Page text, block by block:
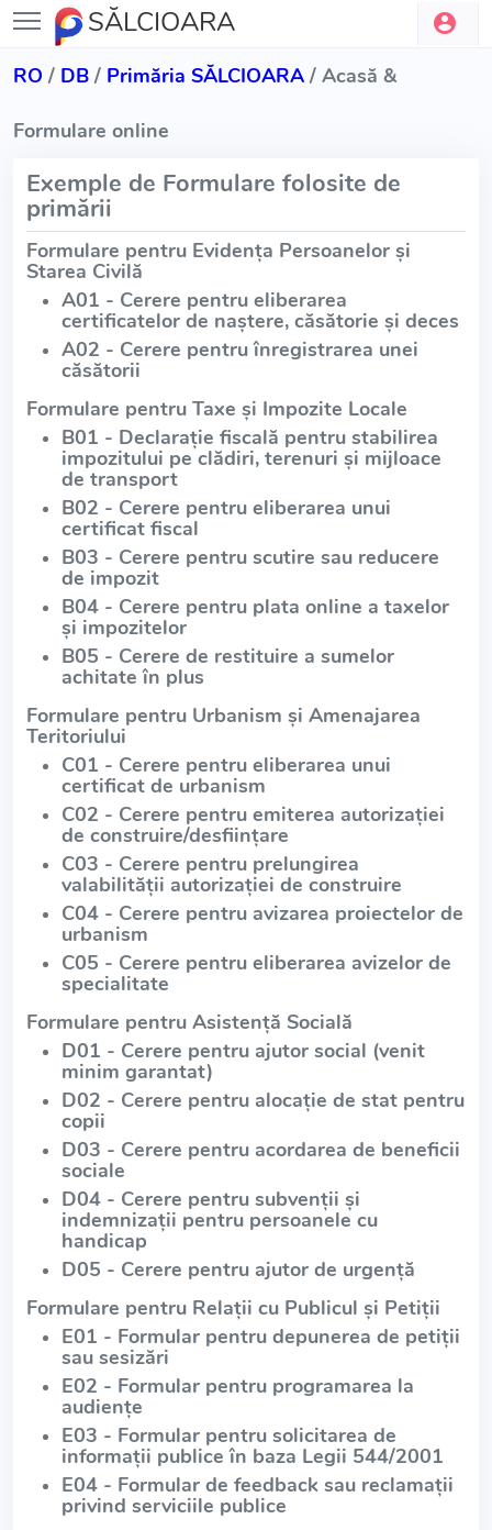
SĂLCIOARA
RO / DB / Primăria SĂLCIOARA / Acasă &
Formulare online
Exemple de Formulare folosite de
primării
Formulare pentru Evidența Persoanelor și
Starea Civilă
A01 - Cerere pentru eliberarea
certificatelor de naștere, căsătorie și deces
A02 - Cerere pentru înregistrarea unei
căsătorii
Formulare pentru Taxe și Impozite Locale
B01 - Declarație fiscală pentru stabilirea
impozitului pe clădiri, terenuri și mijloace
de transport
B02 - Cerere pentru eliberarea unui
certificat fiscal
B03 - Cerere pentru scutire sau reducere
de impozit
B04 - Cerere pentru plata online a taxelor
și impozitelor
B05 - Cerere de restituire a sumelor
achitate în plus
Formulare pentru Urbanism și Amenajarea
Teritoriului
C01 - Cerere pentru eliberarea unui
certificat de urbanism
C02 - Cerere pentru emiterea autorizației
de construire/desființare
C03 - Cerere pentru prelungirea
valabilității autorizației de construire
C04 - Cerere pentru avizarea proiectelor de
urbanism
C05 - Cerere pentru eliberarea avizelor de
specialitate
Formulare pentru Asistență Socială
D01 - Cerere pentru ajutor social (venit
minim garantat)
D02 - Cerere pentru alocație de stat pentru
copii
D03 - Cerere pentru acordarea de beneficii
sociale
D04 - Cerere pentru subvenții și
indemnizații pentru persoanele cu
handicap
D05 - Cerere pentru ajutor de urgență
Formulare pentru Relații cu Publicul și Petiții
E01 - Formular pentru depunerea de petiții
sau sesizări
E02 - Formular pentru programarea la
audiențe
E03 - Formular pentru solicitarea de
informații publice în baza Legii 544/2001
E04 - Formular de feedback sau reclamații
privind serviciile publice